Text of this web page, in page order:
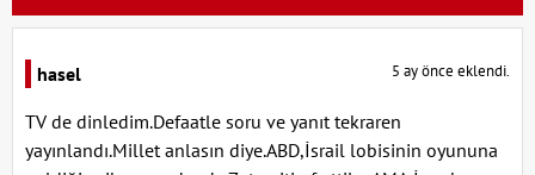
hasel 5 ay önce eklendi.
TV de dinledim.Defaatle soru ve yanıt tekraren
yayınlandı.Millet anlasın diye.ABD,İsrail lobisinin oyununa